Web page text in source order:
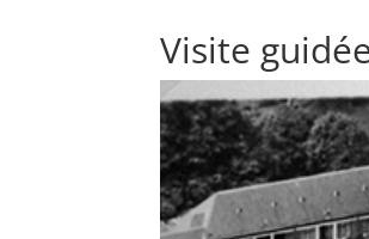
Visite